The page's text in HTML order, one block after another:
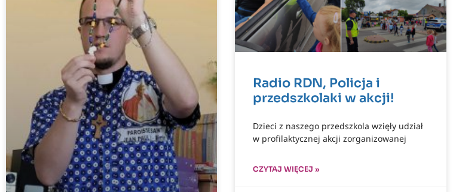
Radio RDN, Policja i
przedszkolaki w akcji!
Dzieci z naszego przedszkola wzięły udział
w profilaktycznej akcji zorganizowanej
CZYTAJ WIĘCEJ »